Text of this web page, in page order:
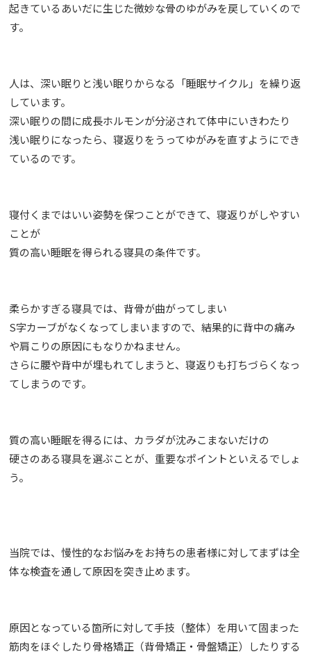
起きているあいだに生じた微妙な骨のゆがみを戻していくので
す。
人は、深い眠りと浅い眠りからなる「睡眠サイクル」を繰り返
しています。
深い眠りの間に成長ホルモンが分泌されて体中にいきわたり
浅い眠りになったら、寝返りをうってゆがみを直すようにでき
ているのです。
寝付くまではいい姿勢を保つことができて、寝返りがしやすい
ことが
質の高い睡眠を得られる寝具の条件です。
柔らかすぎる寝具では、背骨が曲がってしまい
S字カーブがなくなってしまいますので、結果的に背中の痛み
や肩こりの原因にもなりかねません。
さらに腰や背中が埋もれてしまうと、寝返りも打ちづらくなっ
てしまうのです。
質の高い睡眠を得るには、カラダが沈みこまないだけの
硬さのある寝具を選ぶことが、重要なポイントといえるでしょ
う。
当院では、慢性的なお悩みをお持ちの患者様に対してまずは全
体な検査を通して原因を突き止めます。
原因となっている箇所に対して手技（整体）を用いて固まった
筋肉をほぐしたり骨格矯正（背骨矯正・骨盤矯正）したりする